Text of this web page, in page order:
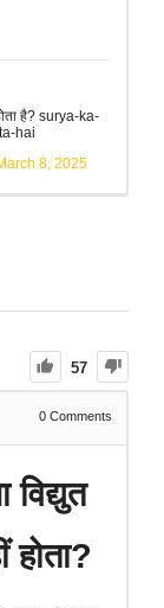
होता है? surya-ka-
hai
8, 2025
57
0 Comments
होता?